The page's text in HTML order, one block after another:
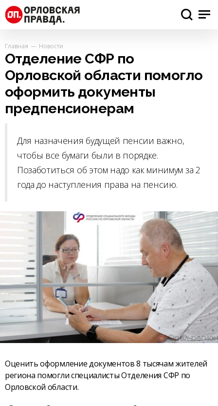
Главная Новости
Отделение СФР по
Орловской области помогло
оформить документы
предпенсионерам
Для назначения будущей пенсии важно,
чтобы все бумаги были в порядке.
Позаботиться об этом надо как минимум за 2
года до наступления права на пенсию.
Оценить оформление документов 8 тысячам жителей
региона помогли специалисты Отделения СФР по
Орловской области.